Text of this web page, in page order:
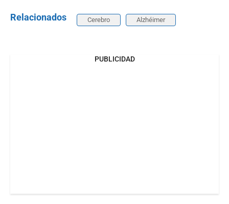
Relacionados Cerebro Alzhéimer
PUBLICIDAD